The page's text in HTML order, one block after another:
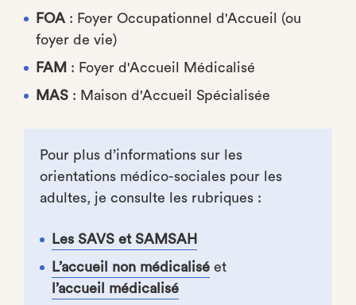
FOA : Foyer Occupationnel d'Accueil (ou
foyer de vie)
FAM : Foyer d'Accueil Médicalisé
MAS : Maison d'Accueil Spécialisée
Pour plus d’informations sur les
orientations médico-sociales pour les
adultes, je consulte les rubriques :
Les SAVS et SAMSAH
L’accueil non médicalisé et
l’accueil médicalisé